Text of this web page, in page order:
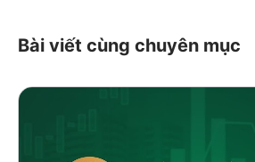
Bài viết cùng chuyên mục